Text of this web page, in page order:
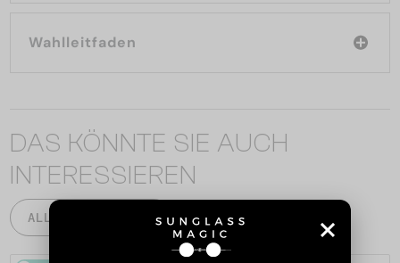
Wahlleitfaden
DAS KÖNNTE SIE AUCH
INTERESSIEREN
ALLE PRODUKTE